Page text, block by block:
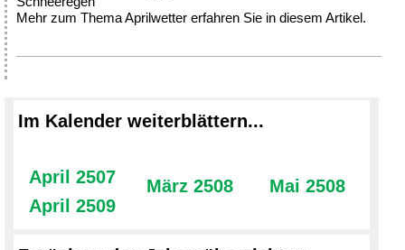
Mehr zum Thema Aprilwetter erfahren Sie in diesem Artikel.
Im Kalender weiterblättern...
April 2507
April 2509
März 2508 Mai 2508